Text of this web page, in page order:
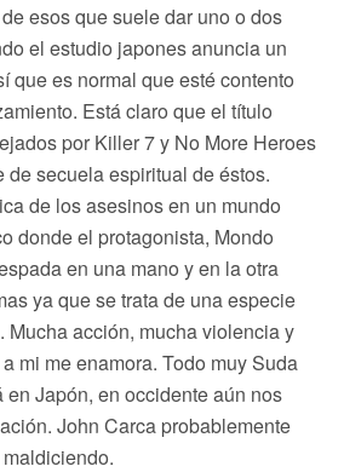
esos que suele dar uno o dos
el estudio japones anuncia un
que es normal que esté contento
Está claro que el título
por Killer 7 y No More Heroes
de secuela espiritual de éstos.
de los asesinos en un mundo
donde el protagonista, Mondo
en una mano y en la otra
ya que se trata de una especie
Mucha acción, mucha violencia y
mi me enamora. Todo muy Suda
Japón, en occidente aún nos
John Carca probablemente